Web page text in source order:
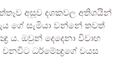
අසූව දශකවල අතිශයින්
ගේ සැමියා වන්නේ තවත්
ය. ඔවුන් දෙදෙනා විවාහ
ධර්මේන්‍ද්‍රගේ වයස